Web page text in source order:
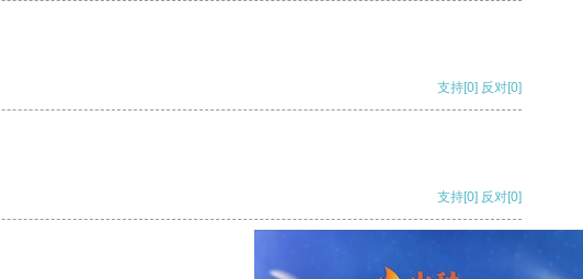
支持[0] 反对[0]
支持[0] 反对[0]